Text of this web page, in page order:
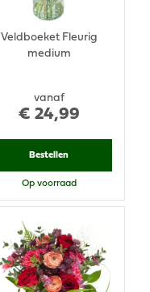
vanaf
€ 24,99
Veldboeket Fleurig
medium
Bestellen
Op voorraad